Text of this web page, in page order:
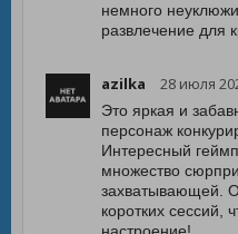
немного
развлечение для
azilka 28 июля
Это яркая и
персонаж
Интересный
множество
захватывающей.
коротких сессий,